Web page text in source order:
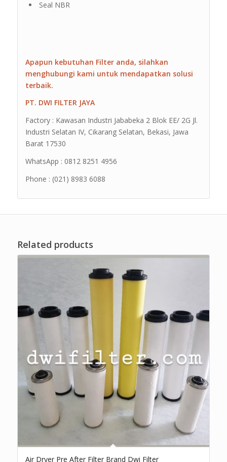
Seal NBR
Apapun kebutuhan Filter anda, silahkan
menghubungi kami untuk mendapatkan solusi
terbaik.
PT. DWI FILTER JAYA
Factory : Kawasan Industri Jababeka 2 Blok EE/ 2G Jl.
Industri Selatan IV, Cikarang Selatan, Bekasi, Jawa
Barat 17530
WhatsApp : 0812 8251 4956
Phone : (021) 8983 6088
Related products
Air Dryer Pre After Filter Brand Dwi Filter